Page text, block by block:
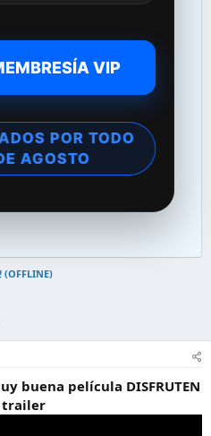
VIP
POR TODO
AGOSTO
buena película DISFRUTEN
trailer